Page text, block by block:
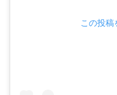
この投